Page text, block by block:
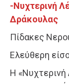
-Νυχτερινή
Δράκουλας
Πίδακες
Ελεύθερη
Η